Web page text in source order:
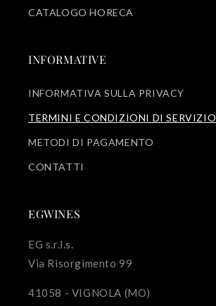
CATALOGO HORECA
INFORMATIVE
INFORMATIVA SULLA PRIVACY
TERMINI E CONDIZIONI DI SERVIZIO
METODI DI PAGAMENTO
CONTATTI
EGWINES
EG s.r.l.s.
Via Risorgimento 99
41058 - VIGNOLA (MO)